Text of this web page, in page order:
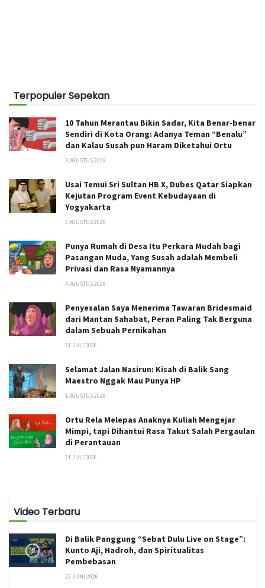
Terpopuler Sepekan
10 Tahun Merantau Bikin Sadar, Kita Benar-benar
Sendiri di Kota Orang: Adanya Teman “Benalu”
dan Kalau Susah pun Haram Diketahui Ortu
3 AGUSTUS 2026
Usai Temui Sri Sultan HB X, Dubes Qatar Siapkan
Kejutan Program Event Kebudayaan di
Yogyakarta
3 AGUSTUS 2026
Punya Rumah di Desa Itu Perkara Mudah bagi
Pasangan Muda, Yang Susah adalah Membeli
Privasi dan Rasa Nyamannya
4 AGUSTUS 2026
Penyesalan Saya Menerima Tawaran Bridesmaid
dari Mantan Sahabat, Peran Paling Tak Berguna
dalam Sebuah Pernikahan
31 JULI 2026
Selamat Jalan Nasirun: Kisah di Balik Sang
Maestro Nggak Mau Punya HP
1 AGUSTUS 2026
Ortu Rela Melepas Anaknya Kuliah Mengejar
Mimpi, tapi Dihantui Rasa Takut Salah Pergaulan
di Perantauan
31 JULI 2026
Video Terbaru
Di Balik Panggung “Sebat Dulu Live on Stage”:
Kunto Aji, Hadroh, dan Spiritualitas
Pembebasan
23 JUNI 2026